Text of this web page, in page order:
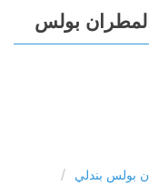
المطران بولس
بولس بندلي /